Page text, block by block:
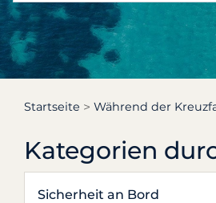
Startseite Während der
Kategorien
Sicherheit an Bord